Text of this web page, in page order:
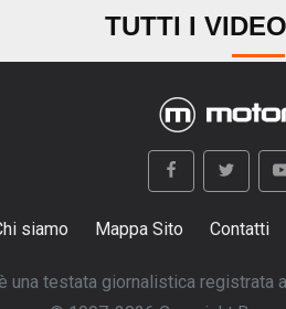
TUTTI I
siamo Mappa Sito Contatti
una testata giornalistica registrata